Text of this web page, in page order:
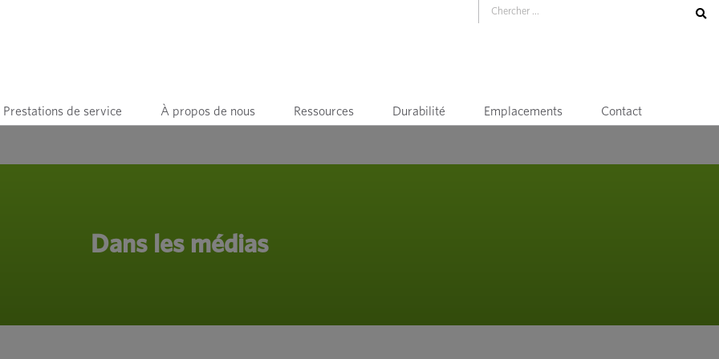
Prestations de service À propos de nous Ressources Durabilité Emplacements Contact
Dans les médias